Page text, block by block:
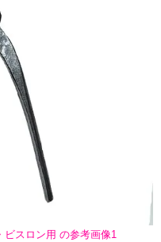
ビスロン用 の参考画像1